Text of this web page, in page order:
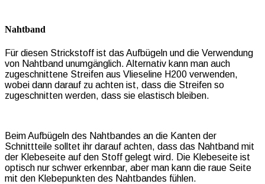
Nahtband
Für diesen Strickstoff ist das Aufbügeln und die Verwendung
von Nahtband unumgänglich. Alternativ kann man auch
zugeschnittene Streifen aus Vlieseline H200 verwenden,
wobei dann darauf zu achten ist, dass die Streifen so
zugeschnitten werden, dass sie elastisch bleiben.
Beim Aufbügeln des Nahtbandes an die Kanten der
Schnittteile solltet ihr darauf achten, dass das Nahtband mit
der Klebeseite auf den Stoff gelegt wird. Die Klebeseite ist
optisch nur schwer erkennbar, aber man kann die raue Seite
mit den Klebepunkten des Nahtbandes fühlen.